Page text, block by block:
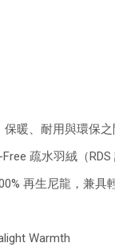
保暖、耐用與環保
疏水羽絨（
再生尼龍，兼具
Warmth